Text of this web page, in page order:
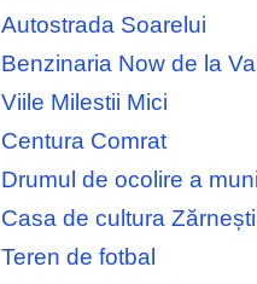
Autostrada Soarelui
Benzinaria Now de la
Viile Milestii Mici
Centura Comrat
Drumul de ocolire a
Casa de cultura Zărnești
Teren de fotbal